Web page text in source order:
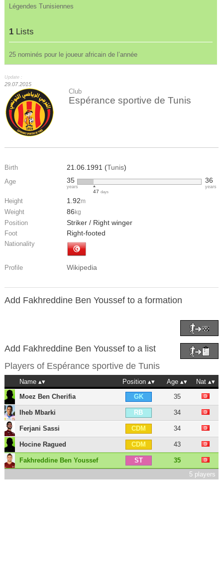
Légendes Tunisiennes
1 Lists
25 nominés pour le joueur africain de l’année
Update :
29.07.2015
Club
Espérance sportive de Tunis
Birth 21.06.1991 (Tunis)
Age 35
years
47 days
36
years
Height 1.92m
Weight 86 kg
Position Striker / Right winger
Foot Right-footed
Nationality
Profile Wikipedia
Add Fakhreddine Ben Youssef to a formation
Add Fakhreddine Ben Youssef to a list
Players of Espérance sportive de Tunis
Name Position Age
Nat
Moez Ben Cherifia
GK 35
Iheb Mbarki RB 34
Ferjani Sassi CDM 34
Hocine Ragued CDM 43
Fakhreddine Ben Youssef ST
35
5 players